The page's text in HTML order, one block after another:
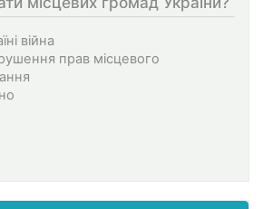
війна
прав місцевого